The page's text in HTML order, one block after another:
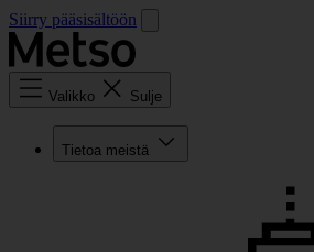
Siirry pääsisältöön
Valikko Sulje
Tietoa meistä